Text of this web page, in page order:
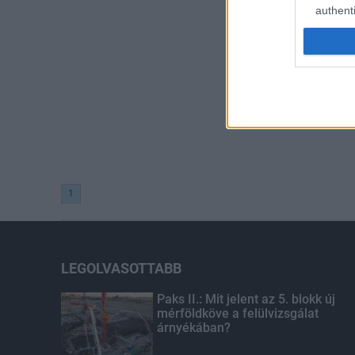
1
LEGOLVASOTTABB
Paks II.: Mit jelent az 5. blokk új
mérföldköve a felülvizsgálat
árnyékában?